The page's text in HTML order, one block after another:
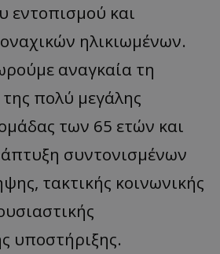
εντοπισμού και
ηλικιωμένων.
αναγκαία τη
πολύ μεγάλης
των 65 ετών και
συντονισμένων
τακτικής κοινωνικής
υποστήριξης.